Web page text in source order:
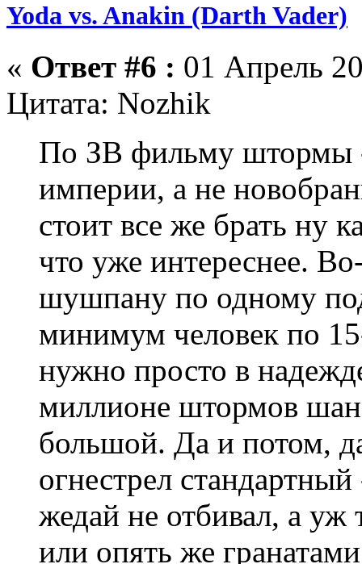
Yoda vs. Anakin (Darth Vader)
« Ответ #6 : 01 Апрель
Цитата: Nozhik
По ЗВ фильму штормы -
империи, а не
стоит все же брать ну
что уже интереснее.
шушпану по одному
минимум человек по
нужно просто в
миллионе штормов
большой. Да и потом,
огнестрел
жедай не отбивал, а
или опять же